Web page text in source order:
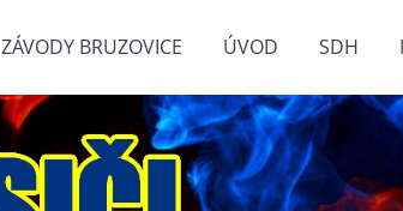
ZÁVODY BRUZOVICE ÚVOD SDH